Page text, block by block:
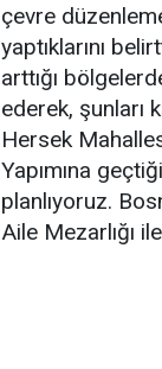
çevre
yaptıklarını
arttığı
ederek, şunları
Hersek
Yapımına
planlıyoruz.
Aile Mezarlığı